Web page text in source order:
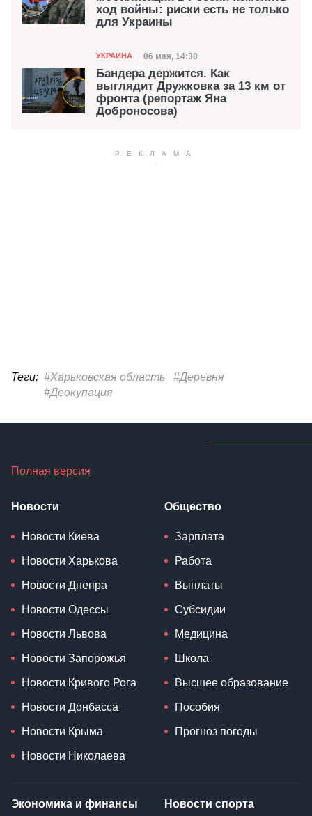
ход войны: риски есть не только
для Украины
Категория
УКРАИНА Дата публикации
06 мая, 14:38
Бандера держится. Как
выглядит Дружковка за 13 км от
фронта (репортаж Яна
Доброносова)
Теги: #Харьковская область
#Деревня
#Деокупация
Полная версия
Новости
Новости Киева
Новости Харькова
Новости Днепра
Новости Одессы
Новости Львова
Новости Запорожья
Новости Кривого Рога
Новости Донбасса
Новости Крыма
Новости Николаева
Общество
Зарплата
Работа
Выплаты
Субсидии
Медицина
Школа
Высшее образование
Пособия
Прогноз погоды
Экономика и финансы Новости спорта